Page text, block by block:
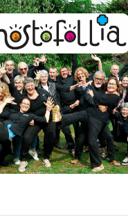
sur la vie